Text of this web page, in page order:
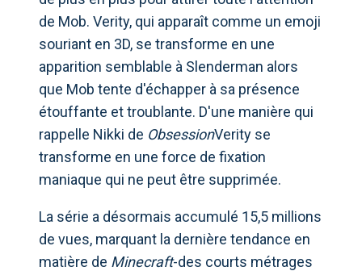
de Mob. Verity, qui apparaît comme un emoji
souriant en 3D, se transforme en une
apparition semblable à Slenderman alors
que Mob tente d'échapper à sa présence
étouffante et troublante. D'une manière qui
rappelle Nikki de ObsessionVerity se
transforme en une force de fixation
maniaque qui ne peut être supprimée.
La série a désormais accumulé 15,5 millions
de vues, marquant la dernière tendance en
matière de Minecraft-des courts métrages